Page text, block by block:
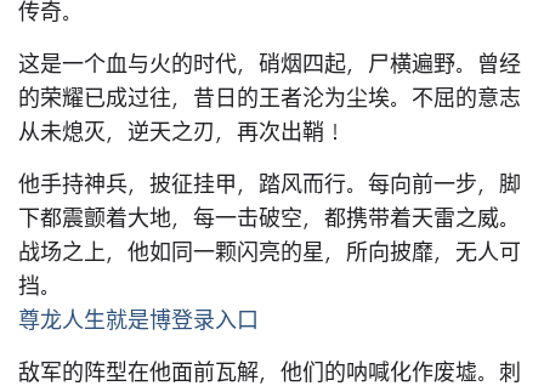
传奇。
这是一个血与火的时代，硝烟四起，尸横遍野。曾经
的荣耀已成过往，昔日的王者沦为尘埃。不屈的意志
从未熄灭，逆天之刃，再次出鞘！
他手持神兵，披征挂甲，踏风而行。每向前一步，脚
下都震颤着大地，每一击破空，都携带着天雷之威。
战场之上，他如同一颗闪亮的星，所向披靡，无人可
挡。
尊龙人生就是博登录入口
敌军的阵型在他面前瓦解，他们的呐喊化作废墟。刺